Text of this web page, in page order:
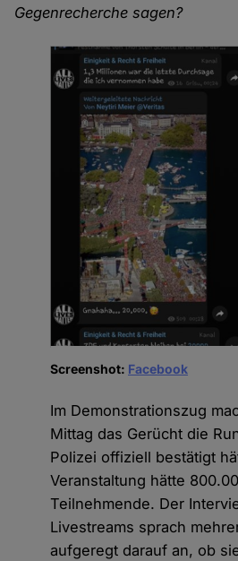
Gegenrecherche sagen?
Screenshot: Facebook
Im Demonstrationszug
Mittag das Gerücht die
Polizei offiziell bestätigt
Veranstaltung hätte
Teilnehmende. Der
Livestreams sprach
aufgeregt darauf an, ob